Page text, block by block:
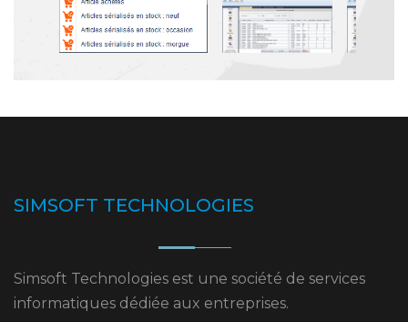
SIMSOFT TECHNOLOGIES
Simsoft Technologies est une société de services
informatiques dédiée aux entreprises.